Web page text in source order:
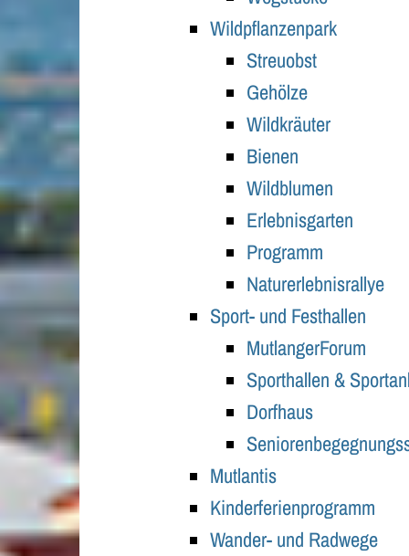
Wildpflanzenpark
Streuobst
Gehölze
Wildkräuter
Bienen
Wildblumen
Erlebnisgarten
Programm
Naturerlebnisrallye
Sport- und Festhallen
MutlangerForum
Sporthallen &
Dorfhaus
Mutlantis
Kinderferienprogramm
Wander- und Radwege